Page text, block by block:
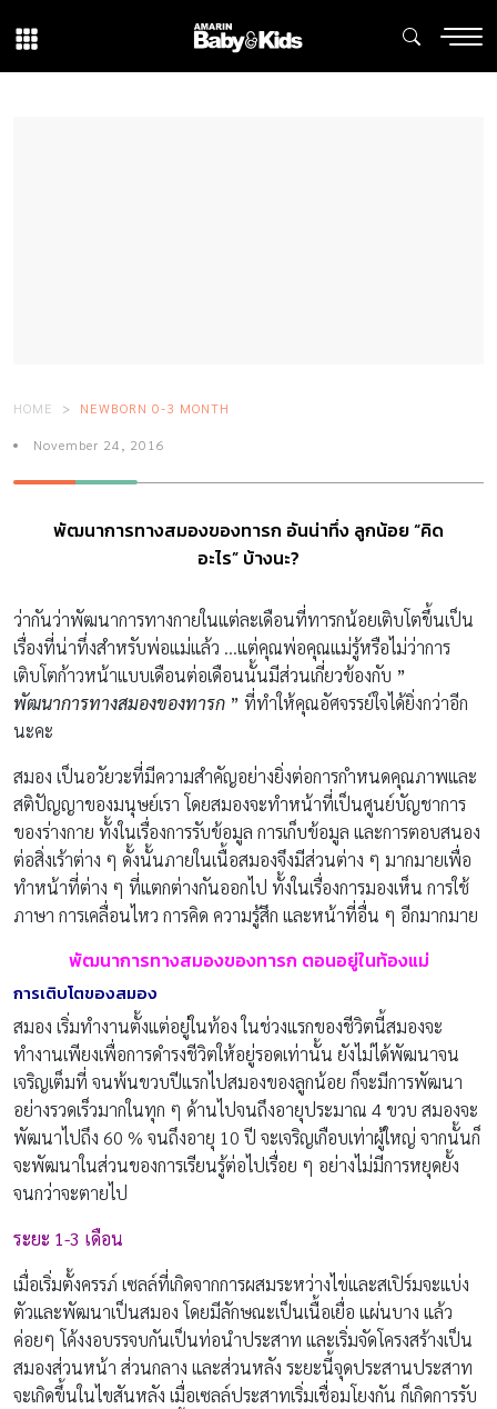
HOME NEWBORN 0-3 MONTH
November 24, 2016
พัฒนาการทางสมองของทารก อันน่าทึ่ง ลูกน้อย “คิด
อะไร” บ้างนะ?
ว่ากันว่าพัฒนาการทางกายในแต่ละเดือนที่ทารกน้อยเติบโตขึ้นเป็น
เรื่องที่น่าทึ่งสำหรับพ่อแม่แล้ว …แต่คุณพ่อคุณแม่รู้หรือไม่ว่าการ
เติบโตก้าวหน้าแบบเดือนต่อเดือนนั้นมีส่วนเกี่ยวข้องกับ ”
พัฒนาการทางสมองของทารก ” ที่ทำให้คุณอัศจรรย์ใจได้ยิ่งกว่าอีก
นะคะ
สมอง เป็นอวัยวะที่มีความสำคัญอย่างยิ่งต่อการกำหนดคุณภาพและ
สติปัญญาของมนุษย์เรา โดยสมองจะทำหน้าที่เป็นศูนย์บัญชาการ
ของร่างกาย ทั้งในเรื่องการรับข้อมูล การเก็บข้อมูล และการตอบสนอง
ต่อสิ่งเร้าต่าง ๆ ดั้งนั้นภายในเนื้อสมองจึงมีส่วนต่าง ๆ มากมายเพื่อ
ทำหน้าที่ต่าง ๆ ที่แตกต่างกันออกไป ทั้งในเรื่องการมองเห็น การใช้
ภาษา การเคลื่อนไหว การคิด ความรู้สึก และหน้าที่อื่น ๆ อีกมากมาย
พัฒนาการทางสมองของทารก ตอนอยู่ในท้องแม่
การเติบโตของสมอง
สมอง เริ่มทำงานตั้งแต่อยู่ในท้อง ในช่วงแรกของชีวิตนี้สมองจะ
ทำงานเพียงเพื่อการดำรงชีวิตให้อยู่รอดเท่านั้น ยังไม่ได้พัฒนาจน
เจริญเต็มที่ จนพ้นขวบปีแรกไปสมองของลูกน้อย ก็จะมีการพัฒนา
อย่างรวดเร็วมากในทุก ๆ ด้านไปจนถึงอายุประมาณ 4 ขวบ สมองจะ
พัฒนาไปถึง 60 % จนถึงอายุ 10 ปี จะเจริญเกือบเท่าผู้ใหญ่ จากนั้นก็
จะพัฒนาในส่วนของการเรียนรู้ต่อไปเรื่อย ๆ อย่างไม่มีการหยุดยั้ง
จนกว่าจะตายไป
ระยะ 1-3 เดือน
เมื่อเริ่มตั้งครรภ์ เซลล์ที่เกิดจากการผสมระหว่างไข่และสเปิร์มจะแบ่ง
ตัวและพัฒนาเป็นสมอง โดยมีลักษณะเป็นเนื้อเยื่อ แผ่นบาง แล้ว
ค่อยๆ โค้งงอบรรจบกันเป็นท่อนำประสาท และเริ่มจัดโครงสร้างเป็น
สมองส่วนหน้า ส่วนกลาง และส่วนหลัง ระยะนี้จุดประสานประสาท
จะเกิดขึ้นในไขสันหลัง เมื่อเซลล์ประสาทเริ่มเชื่อมโยงกัน ก็เกิดการรับ